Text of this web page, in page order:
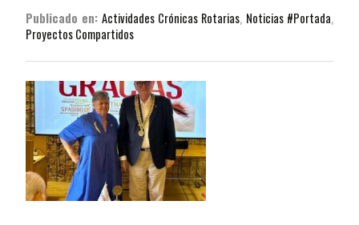
Publicado en: Actividades Crónicas Rotarias, Noticias #Portada,
Proyectos Compartidos